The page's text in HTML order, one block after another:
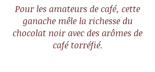
Pour les amateurs de café, cette
ganache mêle la richesse du
chocolat noir avec des arômes de
café torréfié.